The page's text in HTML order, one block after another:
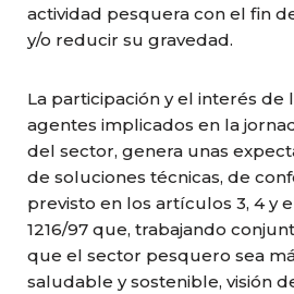
actividad pesquera con el fin
y/o reducir su gravedad.
La participación y el interés de
agentes implicados en la
del sector, genera unas
de soluciones técnicas, de
previsto en los artículos 3, 4 y
1216/97 que, trabajando
que el sector pesquero sea
saludable y sostenible, visión